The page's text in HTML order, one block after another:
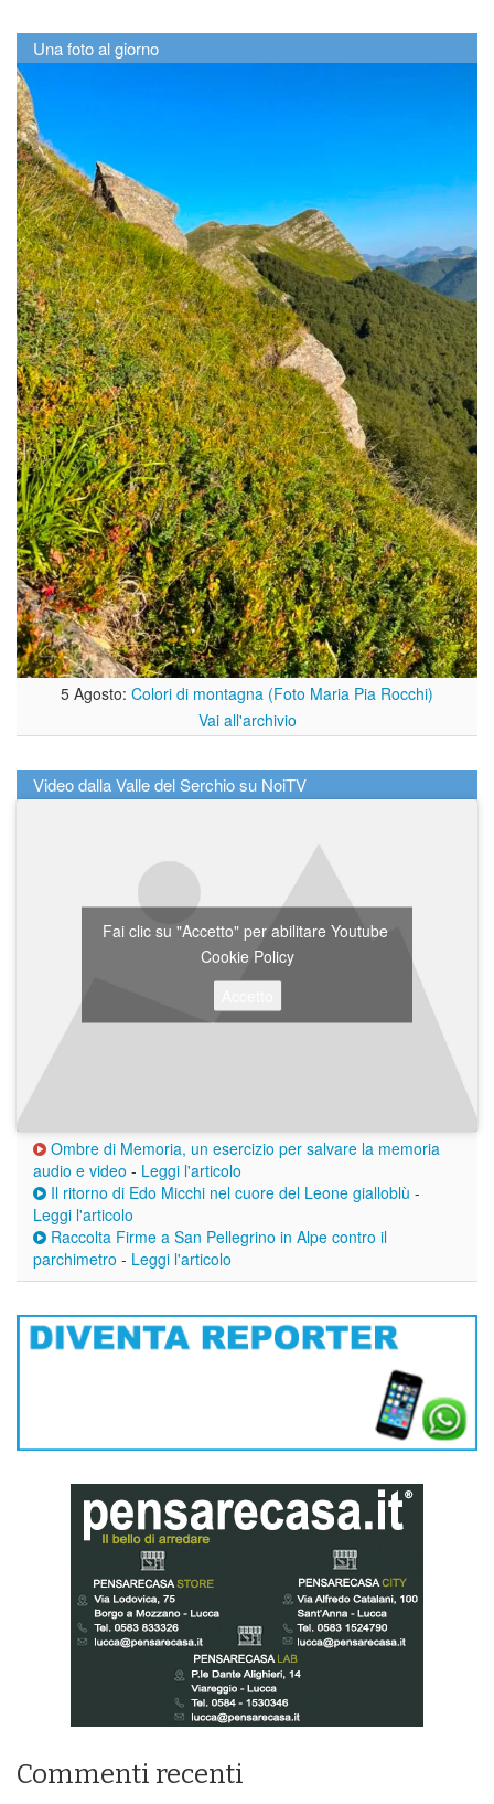
Una foto al giorno
5 Agosto: Colori di montagna (Foto Maria Pia Rocchi)
Vai all'archivio
Video dalla Valle del Serchio su NoiTV
Fai clic su "Accetto" per abilitare Youtube
Cookie Policy
Ombre di Memoria, un esercizio per salvare la memoria
audio e video - Leggi l'articolo
Il ritorno di Edo Micchi nel cuore del Leone gialloblù -
Leggi l'articolo
Raccolta Firme a San Pellegrino in Alpe contro il
parchimetro - Leggi l'articolo
Commenti recenti